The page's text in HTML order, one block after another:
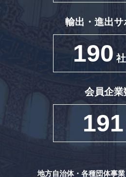
輸出・進出サ
190
会員企業
191
地方自治体・各種団体事